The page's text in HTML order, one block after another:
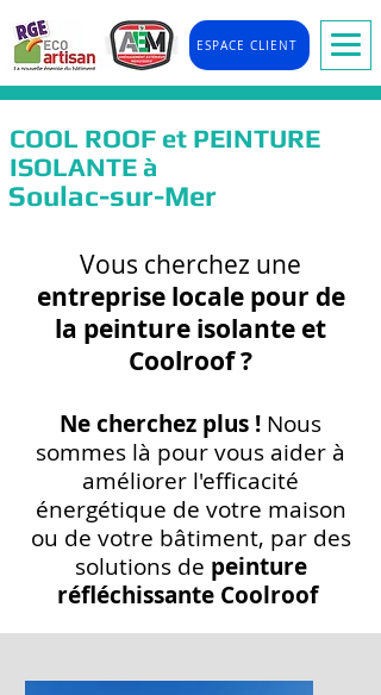
ESPACE CLIENT
COOL ROOF et PEINTURE
ISOLANTE à
Soulac-sur-Mer
Vous cherchez une
entreprise locale pour de
la peinture isolante et
Coolroof ?
Ne cherchez plus ! Nous
sommes là pour vous aider à
améliorer l'efficacité
énergétique de votre maison
ou de votre bâtiment, par des
solutions de peinture
réfléchissante Coolroof